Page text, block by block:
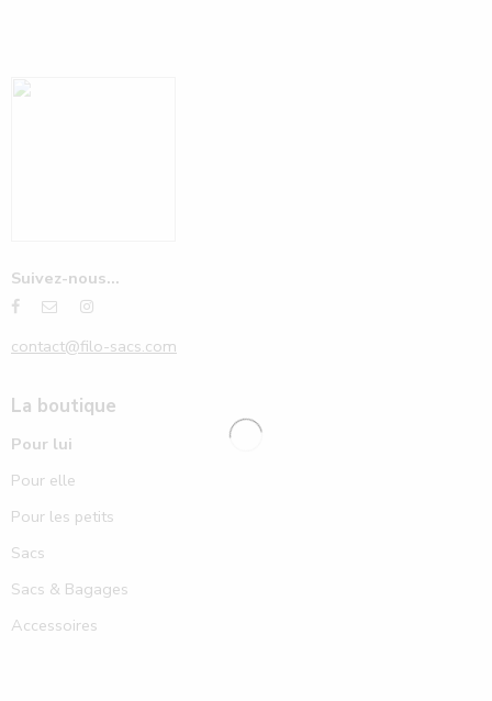
Suivez-nous...
contact@filo-sacs.com
La boutique
Pour lui
Pour elle
Pour les petits
Sacs
Sacs & Bagages
Accessoires